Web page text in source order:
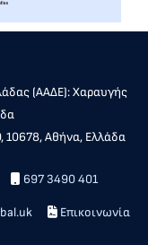
(ΑΑΔΕ): Χαραυγής
10678, Αθήνα, Ελλάδα
697 3490 401
Επικοινωνία